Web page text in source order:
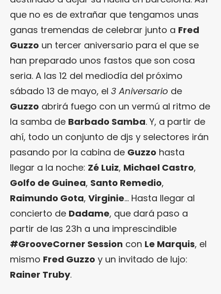
que no es de extrañar que tengamos unas
ganas tremendas de celebrar junto a Fred
Guzzo un tercer aniversario para el que se
han preparado unos fastos que son cosa
seria. A las 12 del mediodía del próximo
sábado 13 de mayo, el 3 Aniversario de
Guzzo abrirá fuego con un vermú al ritmo de
la samba de Barbado Samba. Y, a partir de
ahí, todo un conjunto de djs y selectores irán
pasando por la cabina de Guzzo hasta
llegar a la noche: Zé Luiz, Michael Castro,
Golfo de Guinea, Santo Remedio,
Raimundo Gota, Virginie… Hasta llegar al
concierto de Dadame, que dará paso a
partir de las 23h a una imprescindible
#GrooveCorner Session con Le Marquis, el
mismo Fred Guzzo y un invitado de lujo:
Rainer Truby.